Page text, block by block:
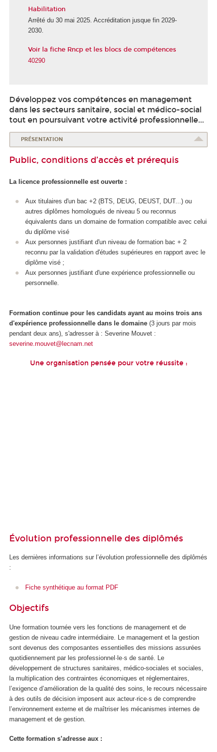
É
c
o
e
d
S
a
n
t
é
Habilitation
Arrêté du 30 mai 2025. Accréditation jusque fin 2029-
2030.
Voir la fiche Rncp et les blocs de compétences
40290
Développez vos compétences en management
dans les secteurs sanitaire, social et médico-social
tout en poursuivant votre activité professionnelle...
PRÉSENTATION
Public, conditions d’accès et prérequis
La licence professionnelle est ouverte :
Aux titulaires d'un bac +2 (BTS, DEUG, DEUST, DUT...) ou
autres diplômes homologués de niveau 5 ou reconnus
équivalents dans un domaine de formation compatible avec celui
du diplôme visé
Aux personnes justifiant d'un niveau de formation bac + 2
reconnu par la validation d'études supérieures en rapport avec le
diplôme visé ;
Aux personnes justifiant d'une expérience professionnelle ou
personnelle.
Formation continue pour les candidats ayant au moins trois ans
d'expérience professionnelle dans le domaine (3 jours par mois
pendant deux ans), s'adresser à : Severine Mouvet :
severine.mouvet@lecnam.net
Une organisation pensée pour votre réussite :
Évolution professionnelle des diplômés
Les dernières informations sur l’évolution professionnelle des diplômés
:
Fiche synthétique au format PDF
Objectifs
Une formation tournée vers les fonctions de management et de
gestion de niveau cadre intermédiaire. Le management et la gestion
sont devenus des composantes essentielles des missions assurées
quotidiennement par les professionnel·le·s de santé. Le
développement de structures sanitaires, médico-sociales et sociales,
la multiplication des contraintes économiques et réglementaires,
l’exigence d’amélioration de la qualité des soins, le recours nécessaire
à des outils de décision imposent aux acteur·rice·s de comprendre
l’environnement externe et de maîtriser les mécanismes internes de
management et de gestion.
Cette formation s’adresse aux :